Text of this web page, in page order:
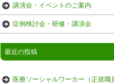
講演会・イベントのご案内
症例検討会・研修・講演会
最近の投稿
医療ソーシャルワーカー（正規職